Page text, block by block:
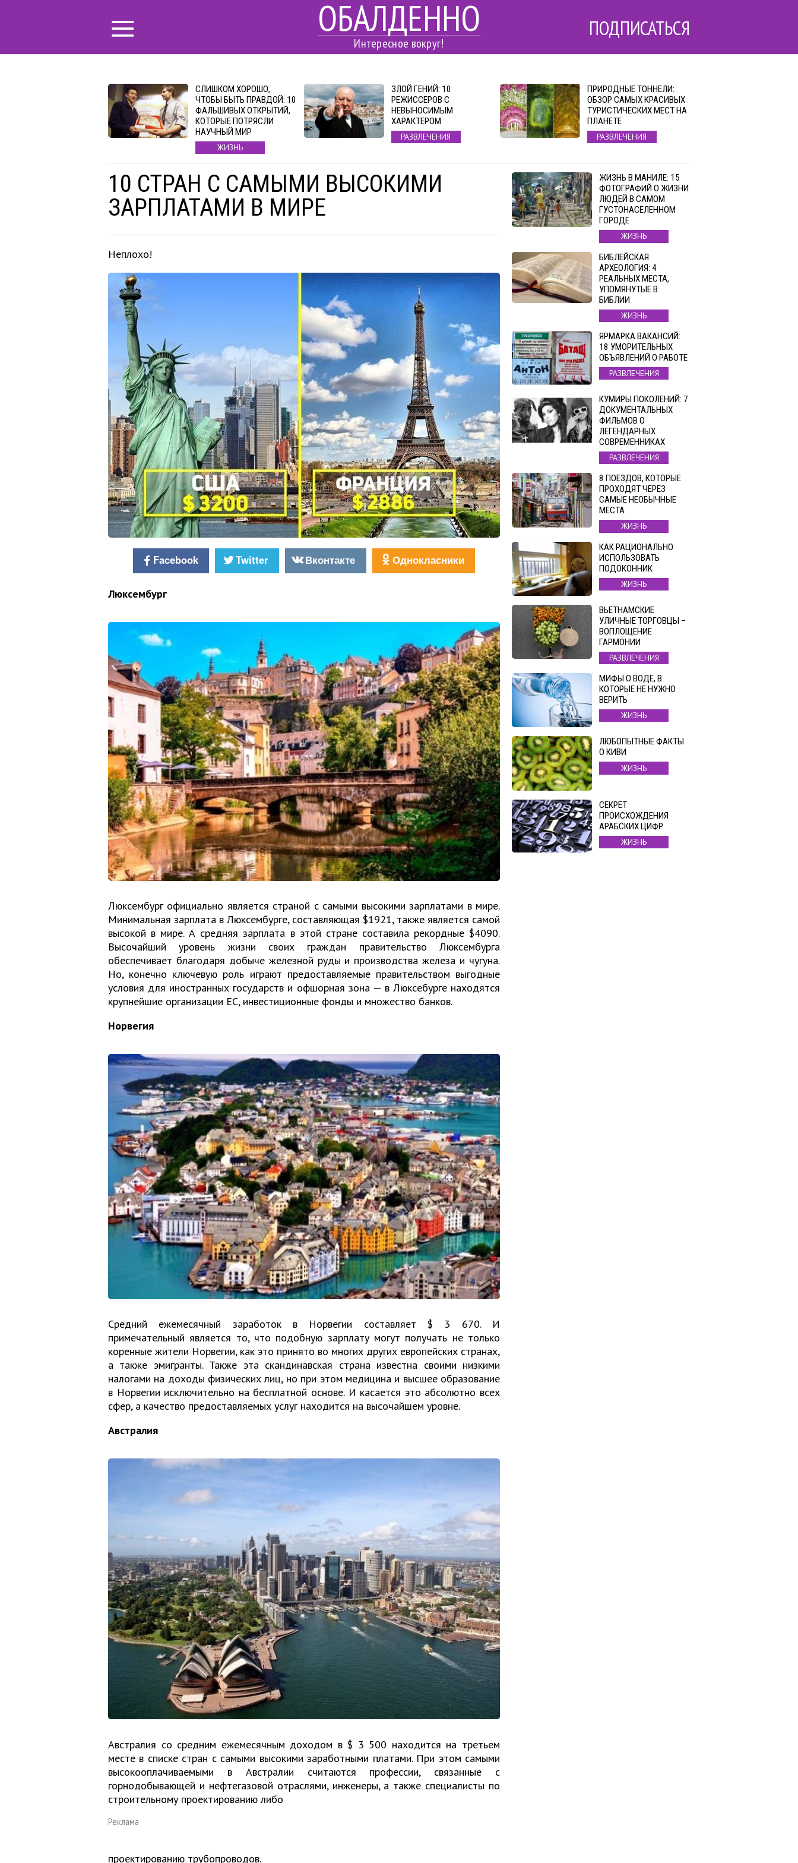
ОБАЛДЕННО
Интересное вокруг!
ПОДПИСАТЬСЯ
СЛИШКОМ ХОРОШО,
ЧТОБЫ БЫТЬ ПРАВДОЙ: 10
ФАЛЬШИВЫХ ОТКРЫТИЙ,
КОТОРЫЕ ПОТРЯСЛИ
НАУЧНЫЙ МИР
ЖИЗНЬ
ЗЛОЙ ГЕНИЙ: 10
РЕЖИССЕРОВ С
НЕВЫНОСИМЫМ
ХАРАКТЕРОМ
РАЗВЛЕЧЕНИЯ
ПРИРОДНЫЕ ТОННЕЛИ:
ОБЗОР САМЫХ КРАСИВЫХ
ТУРИСТИЧЕСКИХ МЕСТ НА
ПЛАНЕТЕ
РАЗВЛЕЧЕНИЯ
10 СТРАН С САМЫМИ ВЫСОКИМИ
ЗАРПЛАТАМИ В МИРЕ
Неплохо!
Facebook Twitter Вконтакте Однокласники
Люксембург
Люксембург официально является страной с самыми высокими зарплатами в мире.
Минимальная зарплата в Люксембурге, составляющая $1921, также является самой
высокой в мире. А средняя зарплата в этой стране составила рекордные $4090.
Высочайший уровень жизни своих граждан правительство Люксембурга
обеспечивает благодаря добыче железной руды и производства железа и чугуна.
Но, конечно ключевую роль играют предоставляемые правительством выгодные
условия для иностранных государств и офшорная зона — в Люксебурге находятся
крупнейшие организации ЕС, инвестиционные фонды и множество банков.
Норвегия
Средний ежемесячный заработок в Норвегии составляет $ 3 670. И
примечательный является то, что подобную зарплату могут получать не только
коренные жители Норвегии, как это принято во многих других европейских странах,
а также эмигранты. Также эта скандинавская страна известна своими низкими
налогами на доходы физических лиц, но при этом медицина и высшее образование
в Норвегии исключительно на бесплатной основе. И касается это абсолютно всех
сфер, а качество предоставляемых услуг находится на высочайшем уровне.
Австралия
Австралия со средним ежемесячным доходом в $ 3 500 находится на третьем
месте в списке стран с самыми высокими заработными платами. При этом самыми
высокооплачиваемыми в Австралии считаются профессии, связанные с
горнодобывающей и нефтегазовой отраслями, инженеры, а также специалисты по
строительному проектированию либо
Реклама
проектированию трубопроводов.
ЖИЗНЬ В МАНИЛЕ: 15
ФОТОГРАФИЙ О ЖИЗНИ
ЛЮДЕЙ В САМОМ
ГУСТОНАСЕЛЕННОМ
ГОРОДЕ
ЖИЗНЬ
БИБЛЕЙСКАЯ
АРХЕОЛОГИЯ: 4
РЕАЛЬНЫХ МЕСТА,
УПОМЯНУТЫЕ В
БИБЛИИ
ЖИЗНЬ
ЯРМАРКА ВАКАНСИЙ:
18 УМОРИТЕЛЬНЫХ
ОБЪЯВЛЕНИЙ О РАБОТЕ
РАЗВЛЕЧЕНИЯ
КУМИРЫ ПОКОЛЕНИЙ: 7
ДОКУМЕНТАЛЬНЫХ
ФИЛЬМОВ О
ЛЕГЕНДАРНЫХ
СОВРЕМЕННИКАХ
РАЗВЛЕЧЕНИЯ
8 ПОЕЗДОВ, КОТОРЫЕ
ПРОХОДЯТ ЧЕРЕЗ
САМЫЕ НЕОБЫЧНЫЕ
МЕСТА
ЖИЗНЬ
КАК РАЦИОНАЛЬНО
ИСПОЛЬЗОВАТЬ
ПОДОКОННИК
ЖИЗНЬ
ВЬЕТНАМСКИЕ
УЛИЧНЫЕ ТОРГОВЦЫ –
ВОПЛОЩЕНИЕ
ГАРМОНИИ
РАЗВЛЕЧЕНИЯ
МИФЫ О ВОДЕ, В
КОТОРЫЕ НЕ НУЖНО
ВЕРИТЬ
ЖИЗНЬ
ЛЮБОПЫТНЫЕ ФАКТЫ
О КИВИ
ЖИЗНЬ
СЕКРЕТ
ПРОИСХОЖДЕНИЯ
АРАБСКИХ ЦИФР
ЖИЗНЬ